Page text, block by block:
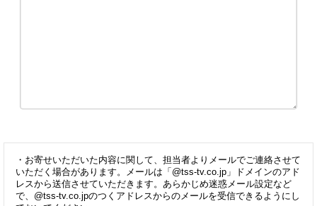
・お寄せいただいた内容に関して、担当者よりメールでご連絡させて
いただく場合があります。メールは「@tss-tv.co.jp」ドメインのアド
レスから送信させていただきます。あらかじめ迷惑メール設定など
で、@tss-tv.co.jpのつくアドレスからのメールを受信できるようにし